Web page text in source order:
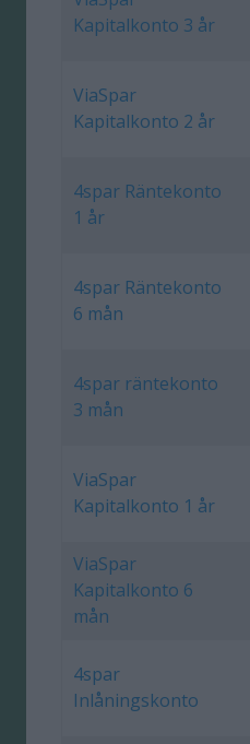
Kapitalkonto 3 år
ViaSpar
Kapitalkonto 2 år
4spar Räntekonto
1 år
4spar Räntekonto
6 mån
4spar räntekonto
3 mån
ViaSpar
Kapitalkonto 1 år
ViaSpar
Kapitalkonto 6
mån
4spar
Inlåningskonto